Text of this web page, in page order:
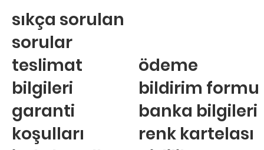
sıkça sorulan
sorular
teslimat
bilgileri
garanti
koşulları
ödeme
bildirim formu
banka bilgileri
renk kartelası